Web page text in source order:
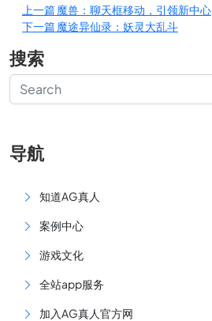
上一篇魔兽：聊天框移动，引领新中心
下一篇魔途异仙录：妖灵大乱斗
搜索
导航
知道AG真人
案例中心
游戏文化
全站app服务
加入AG真人官方网